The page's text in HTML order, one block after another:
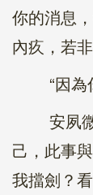
你的消息
內疚，若
“因為
安夙微
己，此事
我擋劍？